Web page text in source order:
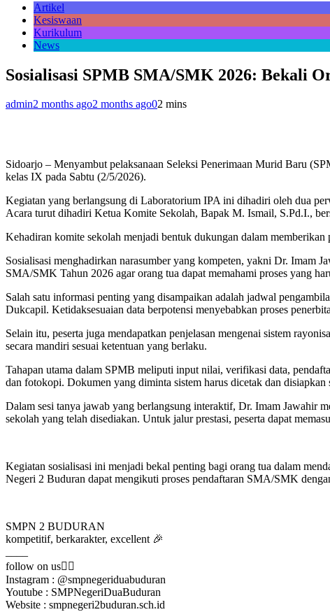
Artikel
Kesiswaan
Kurikulum
News
Sosialisasi SPMB SMA/SMK 2026: Bekali
admin2 months ago2 months ago02 mins
Sidoarjo – Menyambut pelaksanaan Seleksi Penerimaan Murid Baru
kelas IX pada Sabtu (2/5/2026).
Kegiatan yang berlangsung di Laboratorium IPA ini dihadiri oleh dua
Acara turut dihadiri Ketua Komite Sekolah, Bapak M. Ismail, S.Pd.I.,
Kehadiran komite sekolah menjadi bentuk dukungan dalam
Sosialisasi menghadirkan narasumber yang kompeten, yakni Dr. Imam
SMA/SMK Tahun 2026 agar orang tua dapat memahami proses yang
Salah satu informasi penting yang disampaikan adalah jadwal
Dukcapil. Ketidaksesuaian data berpotensi menyebabkan proses
Selain itu, peserta juga mendapatkan penjelasan mengenai sistem
secara mandiri sesuai ketentuan yang berlaku.
Tahapan utama dalam SPMB meliputi input nilai, verifikasi data,
dan fotokopi. Dokumen yang diminta sistem harus dicetak dan
Dalam sesi tanya jawab yang berlangsung interaktif, Dr. Imam Jawahir
sekolah yang telah disediakan. Untuk jalur prestasi, peserta dapat
Kegiatan sosialisasi ini menjadi bekal penting bagi orang tua dalam
Negeri 2 Buduran dapat mengikuti proses pendaftaran SMA/SMK
SMPN 2 BUDURAN
kompetitif, berkarakter, excellent 🎉
follow on us👇🏻
Instagram : @smpnegeriduabuduran
Youtube : SMPNegeriDuaBuduran
Website : smpnegeri2buduran.sch.id